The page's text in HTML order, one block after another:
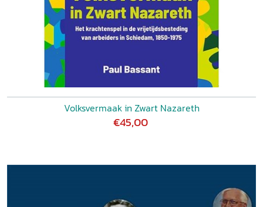
Volksvermaak in Zwart Nazareth
€45,00